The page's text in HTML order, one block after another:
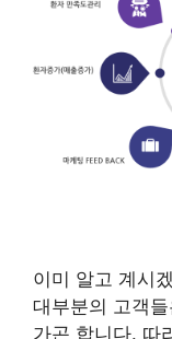
이미 알고 계시
대부분의 고객
가곤 합니다. 따